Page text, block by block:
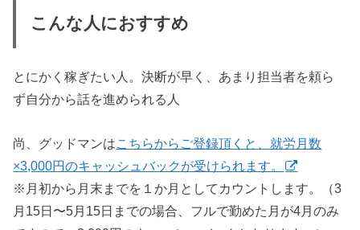
こんな人におすすめ
とにかく稼ぎたい人。決断が早く、あまり担当者を頼ら
ず自分から話を進められる人
尚、グッドマンは こちらからご登録頂くと、就労月数
×3,000円のキャッシュバックが受けられます。
※月初から月末までを１か月としてカウントします。（3
月15日〜5月15日までの場合、フルで勤めた月が4月のみ